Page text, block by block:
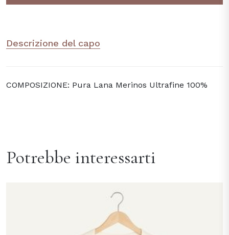
Descrizione del capo
COMPOSIZIONE: Pura Lana Merinos Ultrafine 100%
Potrebbe interessarti